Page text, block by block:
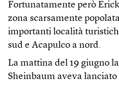
Fortunatamente però
zona scarsamente
importanti località
sud e Acapulco a nord.
La mattina del 19 giugno
Sheinbaum aveva